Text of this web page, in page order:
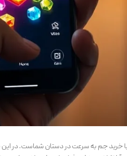
خرید جم به سرعت در دستان شماست. در این